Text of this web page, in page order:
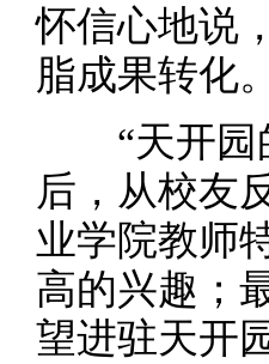
怀信心地说
脂成果转化。
“天开园的
后，从校友
业学院教师
高的兴趣；
望进驻天开